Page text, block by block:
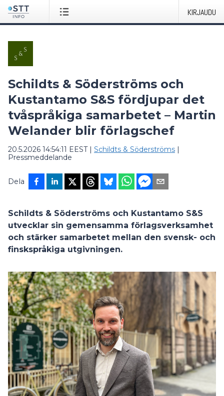
KIRJAUDU
Schildts & Söderströms och
Kustantamo S&S fördjupar det
tvåspråkiga samarbetet – Martin
Welander blir förlagschef
20.5.2026 14:54:11 EEST| Schildts & Söderströms |
Pressmeddelande
Dela
Schildts & Söderströms och Kustantamo S&S
utvecklar sin gemensamma förlagsverksamhet
och stärker samarbetet mellan den svensk- och
finskspråkiga utgivningen.